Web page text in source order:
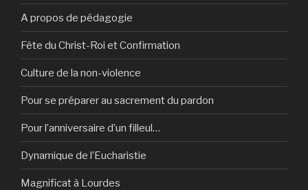
A propos de pédagogie
Fête du Christ-Roi et Confirmation
Culture de la non-violence
Pour se préparer au sacrement du pardon
Pour l’anniversaire d’un filleul…
Dynamique de l’Eucharistie
Magnificat à Lourdes